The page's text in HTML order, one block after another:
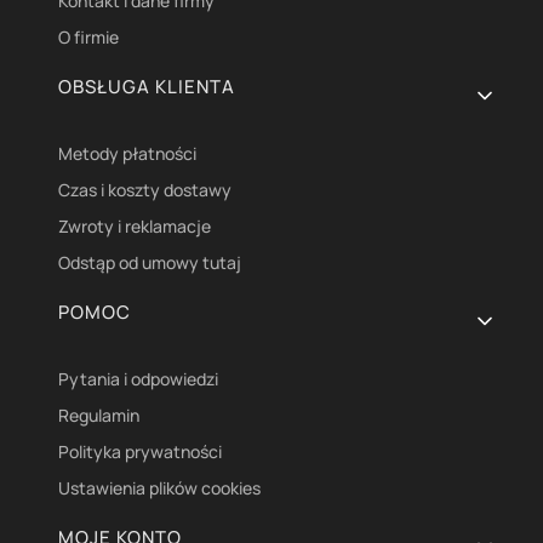
O firmie
OBSŁUGA KLIENTA
Metody płatności
Czas i koszty dostawy
Zwroty i reklamacje
Odstąp od umowy tutaj
POMOC
Pytania i odpowiedzi
Regulamin
Polityka prywatności
Ustawienia plików cookies